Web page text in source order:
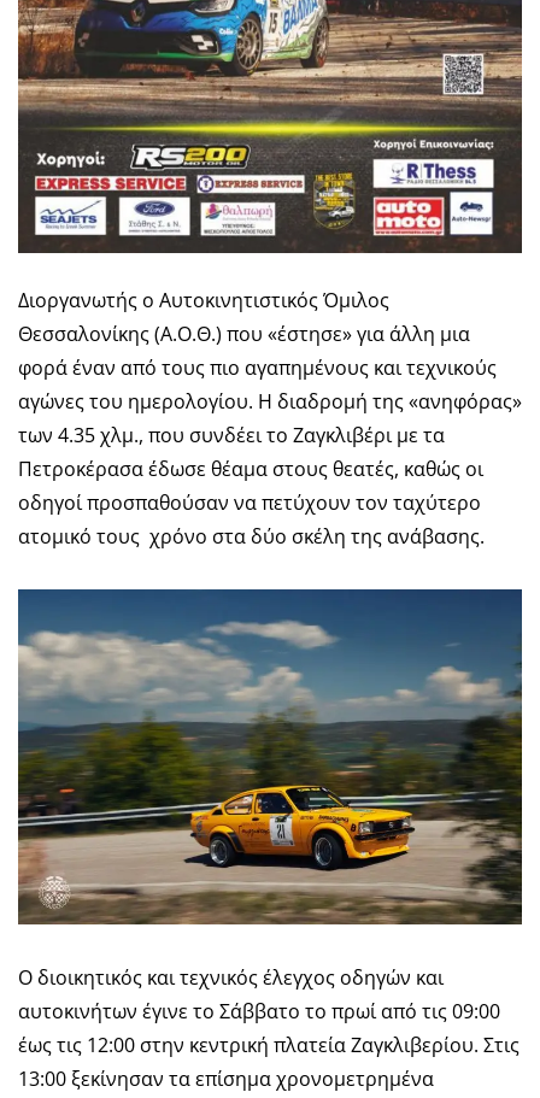
Διοργανωτής ο Αυτοκινητιστικός Όμιλος
Θεσσαλονίκης (Α.Ο.Θ.) που «έστησε» για άλλη μια
φορά έναν από τους πιο αγαπημένους και τεχνικούς
αγώνες του ημερολογίου. Η διαδρομή της «ανηφόρας»
των 4.35 χλμ., που συνδέει το Ζαγκλιβέρι με τα
Πετροκέρασα έδωσε θέαμα στους θεατές, καθώς οι
οδηγοί προσπαθούσαν να πετύχουν τον ταχύτερο
ατομικό τους χρόνο στα δύο σκέλη της ανάβασης.
Ο διοικητικός και τεχνικός έλεγχος οδηγών και
αυτοκινήτων έγινε το Σάββατο το πρωί από τις 09:00
έως τις 12:00 στην κεντρική πλατεία Ζαγκλιβερίου. Στις
13:00 ξεκίνησαν τα επίσημα χρονομετρημένα